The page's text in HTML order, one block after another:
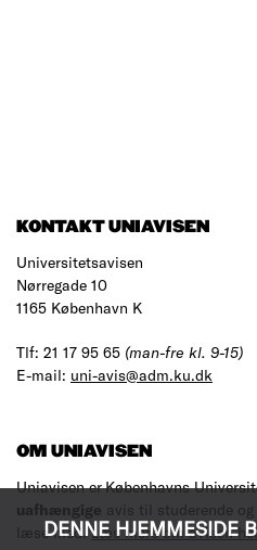
DENNE HJEMMESIDE
KONTAKT UNIAVISEN
Universitetsavisen
Nørregade 10
1165 København K
Tlf: 21 17 95 65 (man-fre kl. 9-15)
E-mail: uni-avis@adm.ku.dk
OM UNIAVISEN
Uniavisen er Københavns
uafhængige avis til studerende og
læse med.Læs mere om avisen her